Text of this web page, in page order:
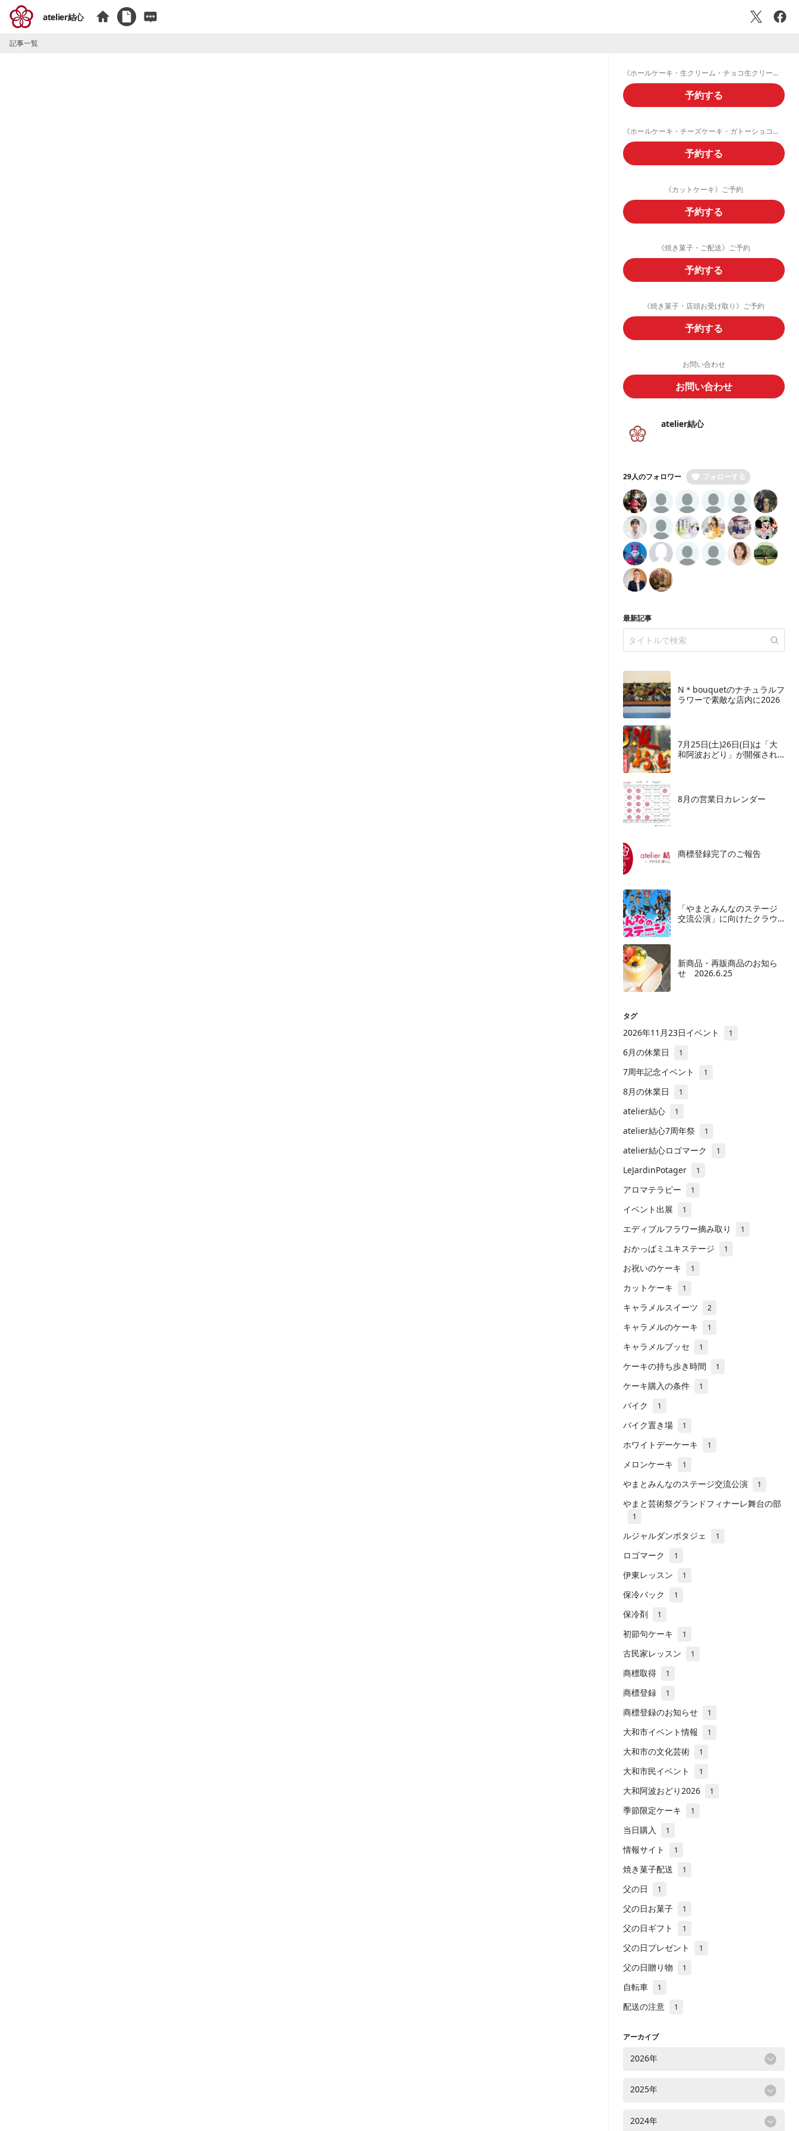
atelier結心
記事一覧
《ホールケーキ・生クリーム・チョコ生クリームデコレーション》ご予約フォーム
予約する
《ホールケーキ・チーズケーキ・ガトーショコラ・フルーツタルト》ご予約
予約する
《カットケーキ》ご予約
予約する
《焼き菓子・ご配送》ご予約
予約する
《焼き菓子・店頭お受け取り》ご予約
予約する
お問い合わせ
お問い合わせ
atelier結心
29人のフォロワー フォローする
最新記事
N＊bouquetのナチュラルフ
ラワーで素敵な店内に2026
7月25日(土)26日(日)は「大
和阿波おどり」が開催され
8月の営業日カレンダー
商標登録完了のご報告
「やまとみんなのステージ
交流公演」に向けたクラウ
新商品・再販商品のお知ら
せ 2026.6.25
タグ
2026年11月23日イベント 1
6月の休業日 1
7周年記念イベント 1
8月の休業日 1
atelier結心 1
atelier結心7周年祭 1
atelier結心ロゴマーク 1
LeJardinPotager 1
アロマテラピー 1
イベント出展 1
エディブルフラワー摘み取り 1
おかっぱミユキステージ 1
お祝いのケーキ 1
カットケーキ 1
キャラメルスイーツ 2
キャラメルのケーキ 1
キャラメルブッセ 1
ケーキの持ち歩き時間 1
ケーキ購入の条件 1
バイク 1
バイク置き場 1
ホワイトデーケーキ 1
メロンケーキ 1
やまとみんなのステージ交流公演 1
やまと芸術祭グランドフィナーレ舞台の部
1
ルジャルダンポタジェ 1
ロゴマーク 1
伊東レッスン 1
保冷バック 1
保冷剤 1
初節句ケーキ 1
古民家レッスン 1
商標取得 1
商標登録 1
商標登録のお知らせ 1
大和市イベント情報 1
大和市の文化芸術 1
大和市民イベント 1
大和阿波おどり2026 1
季節限定ケーキ 1
当日購入 1
情報サイト 1
焼き菓子配送 1
父の日 1
父の日お菓子 1
父の日ギフト 1
父の日プレゼント 1
父の日贈り物 1
自転車 1
配送の注意 1
アーカイブ
2026年
2025年
2024年